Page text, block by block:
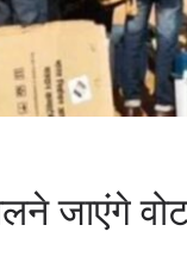
जाएंगे